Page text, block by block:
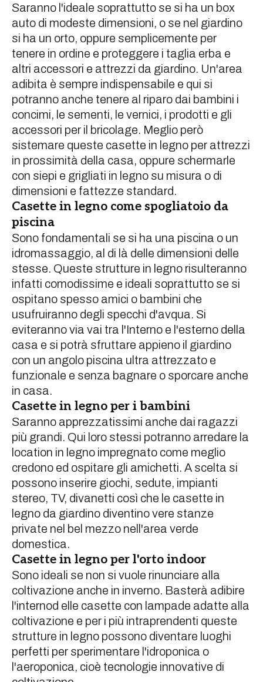
Saranno l'ideale soprattutto se si ha un box
auto di modeste dimensioni, o se nel giardino
si ha un orto, oppure semplicemente per
tenere in ordine e proteggere i taglia erba e
altri accessori e attrezzi da giardino. Un'area
adibita è sempre indispensabile e qui si
potranno anche tenere al riparo dai bambini i
concimi, le sementi, le vernici, i prodotti e gli
accessori per il bricolage. Meglio però
sistemare queste casette in legno per attrezzi
in prossimità della casa, oppure schermarle
con siepi e grigliati in legno su misura o di
dimensioni e fattezze standard.
Casette in legno come spogliatoio da
piscina
Sono fondamentali se si ha una piscina o un
idromassaggio, al di là delle dimensioni delle
stesse. Queste strutture in legno risulteranno
infatti comodissime e ideali soprattutto se si
ospitano spesso amici o bambini che
usufruiranno degli specchi d'avqua. Si
eviteranno via vai tra l'Interno e l'esterno della
casa e si potrà sfruttare appieno il giardino
con un angolo piscina ultra attrezzato e
funzionale e senza bagnare o sporcare anche
in casa.
Casette in legno per i bambini
Saranno apprezzatissimi anche dai ragazzi
più grandi. Qui loro stessi potranno arredare la
location in legno impregnato come meglio
credono ed ospitare gli amichetti. A scelta si
possono inserire giochi, sedute, impianti
stereo, TV, divanetti così che le casette in
legno da giardino diventino vere stanze
private nel bel mezzo nell'area verde
domestica.
Casette in legno per l'orto indoor
Sono ideali se non si vuole rinunciare alla
coltivazione anche in inverno. Basterà adibire
l'internod elle casette con lampade adatte alla
coltivazione e per i più intraprendenti queste
strutture in legno possono diventare luoghi
perfetti per sperimentare l'idroponica o
l'aeroponica, cioè tecnologie innovative di